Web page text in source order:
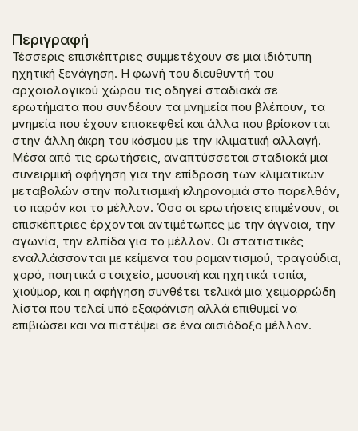
Περιγραφή
Τέσσερις επισκέπτριες συμμετέχουν σε μια ιδιότυπη
ηχητική ξενάγηση. Η φωνή του διευθυντή του
αρχαιολογικού χώρου τις οδηγεί σταδιακά σε
ερωτήματα που συνδέουν τα μνημεία που βλέπουν, τα
μνημεία που έχουν επισκεφθεί και άλλα που βρίσκονται
στην άλλη άκρη του κόσμου με την κλιματική αλλαγή.
Μέσα από τις ερωτήσεις, αναπτύσσεται σταδιακά μια
συνειρμική αφήγηση για την επίδραση των κλιματικών
μεταβολών στην πολιτισμική κληρονομιά στο παρελθόν,
το παρόν και το μέλλον. Όσο οι ερωτήσεις επιμένουν, οι
επισκέπτριες έρχονται αντιμέτωπες με την άγνοια, την
αγωνία, την ελπίδα για το μέλλον. Οι στατιστικές
εναλλάσσονται με κείμενα του ρομαντισμού, τραγούδια,
χορό, ποιητικά στοιχεία, μουσική και ηχητικά τοπία,
χιούμορ, και η αφήγηση συνθέτει τελικά μια χειμαρρώδη
λίστα που τελεί υπό εξαφάνιση αλλά επιθυμεί να
επιβιώσει και να πιστέψει σε ένα αισιόδοξο μέλλον.